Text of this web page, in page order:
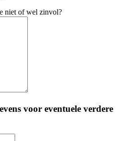
niet of wel zinvol?
voor eventuele verdere